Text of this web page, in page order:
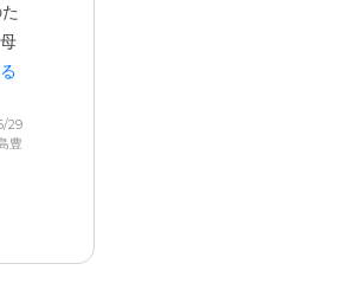
設置しております。
29
豊